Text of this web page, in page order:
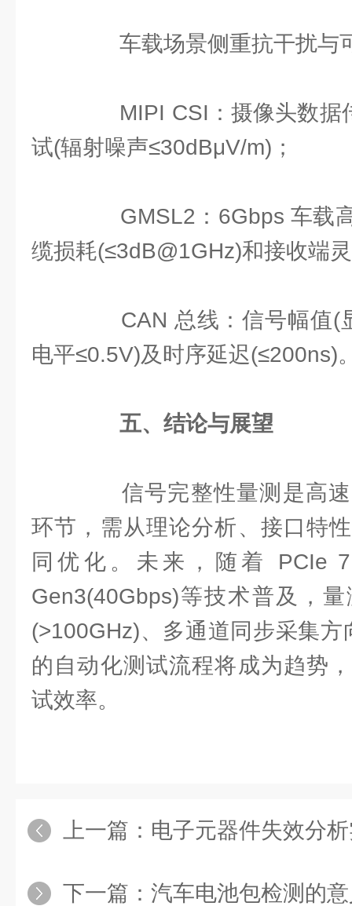
车载场景侧重抗干扰与
MIPI CSI：摄像头数据
试(辐射噪声≤30dBμV/m)；
GMSL2：6Gbps 车载高
缆损耗(≤3dB@1GHz)和接收端
CAN 总线：信号幅值(
电平≤0.5V)及时序延迟(≤200ns)
五、结论与展望
信号完整性量测是高速
环节，需从理论分析、接口特
同优化。未来，随着 PCIe
Gen3(40Gbps)等技术普及，
(>100GHz)、多通道同步采集
的自动化测试流程将成为趋势
试效率。
上一篇： 电子元器件失效分
下一篇： 汽车电池包检测的意义